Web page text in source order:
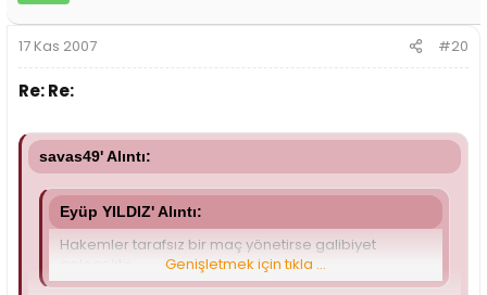
17 Kas 2007 #20
Re: Re:
savas49' Alıntı:
Eyüp YILDIZ' Alıntı:
Hakemler tarafsız bir maç yönetirse galibiyet
Genişletmek için tıkla ...